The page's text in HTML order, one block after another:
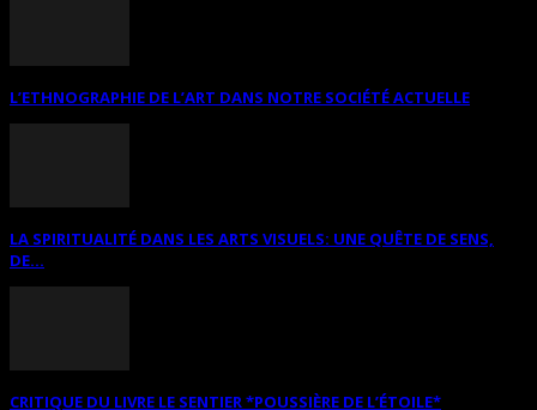
L’ETHNOGRAPHIE DE L’ART DANS NOTRE SOCIÉTÉ ACTUELLE
LA SPIRITUALITÉ DANS LES ARTS VISUELS: UNE QUÊTE DE SENS,
DE...
CRITIQUE DU LIVRE LE SENTIER *POUSSIÈRE DE L’ÉTOILE*